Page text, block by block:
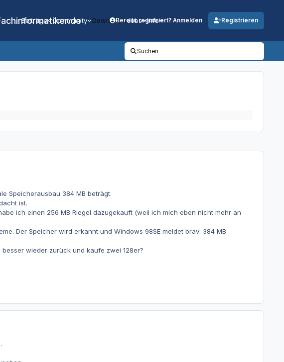
Beiträge Community DownloadsJobs Info
Bereits registriert? Anmelden Registrieren
Suchen
Speicherausbau 384 MB beträgt.
ist.
ich einen 256 MB Riegel dazugekauft (weil ich mich eben nicht mehr an
Der Speicher wird erkannt und Windows 98SE meldet brav: 384 MB
wieder zurück und kaufe zwei 128er?